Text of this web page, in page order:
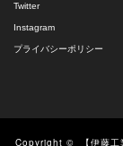
Twitter
Instagram
プライバシーポリシー
Copyright © 【伊藤